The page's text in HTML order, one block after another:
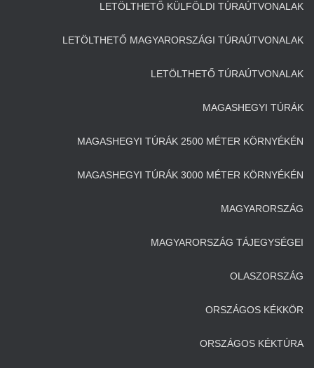
LETÖLTHETŐ KÜLFÖLDI TÚRAÚTVONALAK
LETÖLTHETŐ MAGYARORSZÁGI TÚRAÚTVONALAK
LETÖLTHETŐ TÚRAÚTVONALAK
MAGASHEGYI TÚRÁK
MAGASHEGYI TÚRÁK 2500 MÉTER KÖRNYÉKÉN
MAGASHEGYI TÚRÁK 3000 MÉTER KÖRNYÉKÉN
MAGYARORSZÁG
MAGYARORSZÁG TÁJEGYSÉGEI
OLASZORSZÁG
ORSZÁGOS KÉKKÖR
ORSZÁGOS KÉKTÚRA